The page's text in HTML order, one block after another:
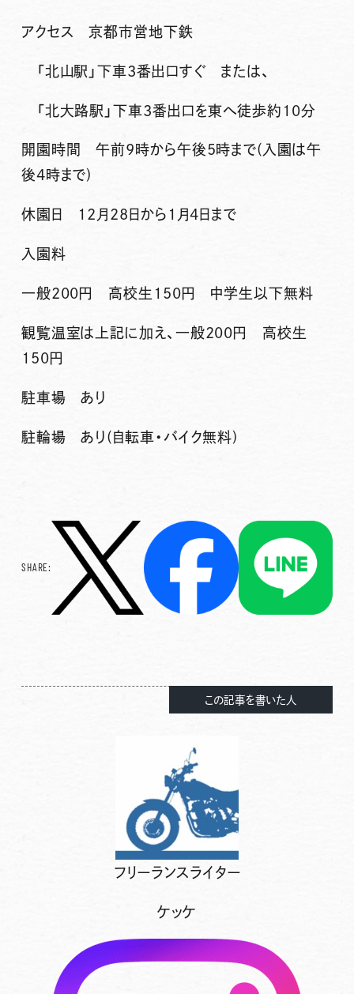
アクセス 京都市営地下鉄
「北山駅」下車3番出口すぐ または、
「北大路駅」下車3番出口を東へ徒歩約10分
開園時間 午前9時から午後5時まで(入園は午
後4時まで)
休園日 12月28日から1月4日まで
入園料
一般200円 高校生150円 中学生以下無料
観覧温室は上記に加え、一般200円 高校生
150円
駐車場 あり
駐輪場 あり(自転車・バイク無料)
SHARE:
この記事を書いた人
フリーランスライター
ケッケ